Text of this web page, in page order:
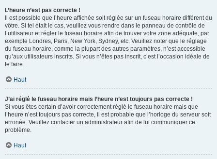
L’heure n’est pas correcte !
Il est possible que l’heure affichée soit réglée sur un fuseau horaire différent du
vôtre. Si tel était le cas, veuillez vous rendre dans le panneau de contrôle de
l’utilisateur et régler le fuseau horaire afin de trouver votre zone adéquate, par
exemple Londres, Paris, New York, Sydney, etc. Veuillez noter que le réglage
du fuseau horaire, comme la plupart des autres paramètres, n’est accessible
qu’aux utilisateurs inscrits. Si vous n’êtes pas inscrit, c’est l’occasion idéale de
le faire.
Haut
J’ai réglé le fuseau horaire mais l’heure n’est toujours pas correcte !
Si vous êtes certain d’avoir correctement réglé le fuseau horaire mais que
l’heure n’est toujours pas correcte, il est probable que l’horloge du serveur soit
erronée. Veuillez contacter un administrateur afin de lui communiquer ce
problème.
Haut